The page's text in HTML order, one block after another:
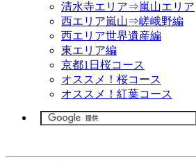
清水寺エリア⇒嵐山エリア
西エリア嵐山⇒嵯峨野編
西エリア世界遺産編
東エリア編
京都1日桜コース
オススメ！桜コース
オススメ！紅葉コース